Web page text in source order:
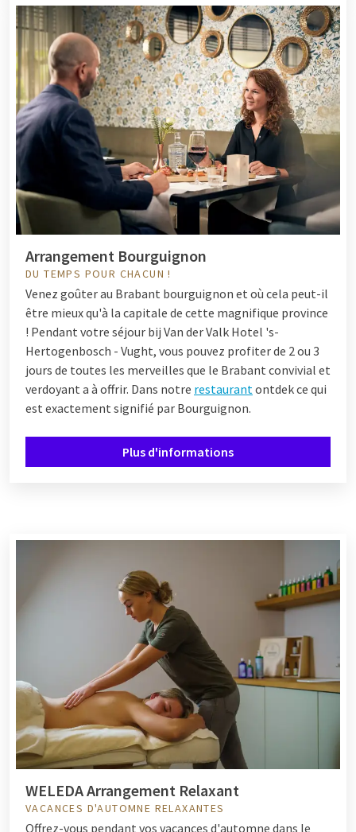
Arrangement Bourguignon
DU TEMPS POUR CHACUN !
Venez goûter au Brabant bourguignon et où cela peut-il
être mieux qu'à la capitale de cette magnifique province
! Pendant votre séjour bij Van der Valk Hotel 's-
Hertogenbosch - Vught, vous pouvez profiter de 2 ou 3
jours de toutes les merveilles que le Brabant convivial et
verdoyant a à offrir. Dans notre restaurantontdek ce qui
est exactement signifié par Bourguignon.
Plus d'informations
WELEDA Arrangement Relaxant
VACANCES D'AUTOMNE RELAXANTES
Offrez-vous pendant vos vacances d'automne dans le